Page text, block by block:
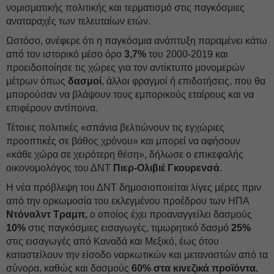
νομισματικής πολιτικής και τερματισμό στις παγκόσμιες
αναταραχές των τελευταίων ετών.
Ωστόσο, ανέφερε ότι η παγκόσμια ανάπτυξη παραμένει κάτω
από τον ιστορικό μέσο όρο 3,7% του 2000-2019 και
προειδοποίησε τις χώρες για τον αντίκτυπο μονομερών
μέτρων όπως δασμοί, άλλοι φραγμοί ή επιδοτήσεις, που θα
μπορούσαν να βλάψουν τους εμπορικούς εταίρους και να
επιφέρουν αντίποινα.
Τέτοιες πολιτικές «σπάνια βελτιώνουν τις εγχώριες
προοπτικές σε βάθος χρόνου» και μπορεί να αφήσουν
«κάθε χώρα σε χειρότερη θέση», δήλωσε ο επικεφαλής
οικονομολόγος του ΔΝΤ Πιερ-Ολιβιέ Γκουρενσά.
Η νέα πρόβλεψη του ΔΝΤ δημοσιοποιείται λίγες μέρες πριν
από την ορκωμοσία του εκλεγμένου προέδρου των ΗΠΑ
Ντόναλντ Τραμπ, ο οποίος έχει προαναγγείλει δασμούς
10% στις παγκόσμιες εισαγωγές, τιμωρητικό δασμό 25%
στις εισαγωγές από Καναδά και Μεξικό, έως ότου
καταστείλουν την είσοδο ναρκωτικών και μεταναστών από τα
σύνορα, καθώς και δασμούς 60% στα κινεζικά προϊόντα.